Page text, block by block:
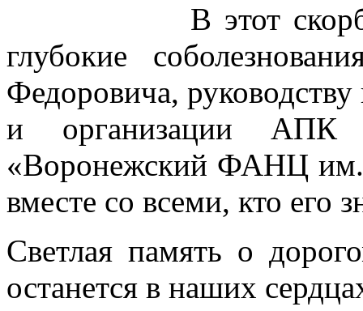
В этот скорбный
глубокие
Федоровича,
и организации
«Воронежский ФАНЦ
вместе со всеми, кто его
Светлая память о
останется в наших